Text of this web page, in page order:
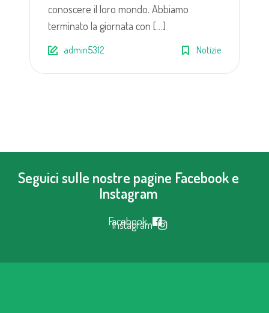
conoscere il loro mondo. Abbiamo
terminato la giornata con […]
admin5312 Notizie
Seguici sulle nostre pagine Facebook e
Instagram
Facebook
Instagram